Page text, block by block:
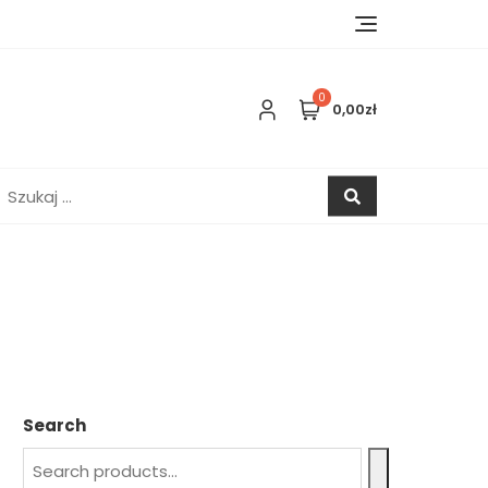
0
0,00zł
Search